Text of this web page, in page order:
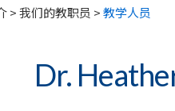
>我们的教职员 >教学人员
Dr.